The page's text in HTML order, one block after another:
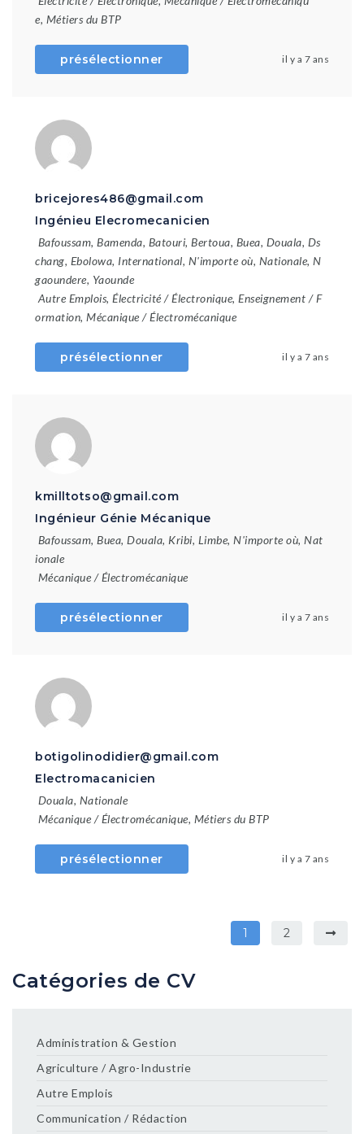
e, Métiers du BTP
présélectionner il y a 7 ans
bricejores486@gmail.com
Ingénieu Elecromecanicien
Bafoussam, Bamenda, Batouri, Bertoua, Buea, Douala, Ds
chang, Ebolowa, International, N'importe où, Nationale, N
gaoundere, Yaounde
Autre Emplois, Électricité / Électronique, Enseignement / F
ormation, Mécanique / Électromécanique
présélectionner il y a 7 ans
kmilltotso@gmail.com
Ingénieur Génie Mécanique
Bafoussam, Buea, Douala, Kribi, Limbe, N'importe où, Nat
ionale
Mécanique / Électromécanique
présélectionner il y a 7 ans
botigolinodidier@gmail.com
Electromacanicien
Douala, Nationale
Mécanique / Électromécanique, Métiers du BTP
présélectionner il y a 7 ans
1 2
Catégories de CV
Administration & Gestion
Agriculture / Agro-Industrie
Autre Emplois
Communication / Rédaction